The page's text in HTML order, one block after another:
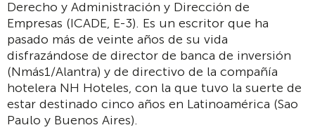
Derecho y Administración y Dirección de
Empresas (ICADE, E-3). Es un escritor que ha
pasado más de veinte años de su vida
disfrazándose de director de banca de inversión
(Nmás1/Alantra) y de directivo de la compañía
hotelera NH Hoteles, con la que tuvo la suerte de
estar destinado cinco años en Latinoamérica (Sao
Paulo y Buenos Aires).